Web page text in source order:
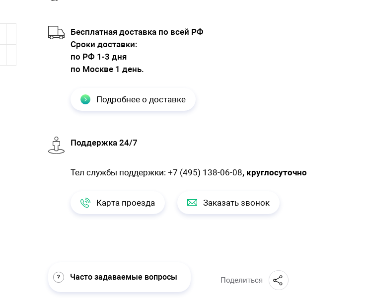
Бесплатная доставка по всей РФ
Cроки доставки:
по РФ 1-3 дня
по Москве 1 день.
Подробнее о доставке
Поддержка 24/7
Тел службы поддержки: +7 (495) 138-06-08, круглосуточно
Карта проезда Заказать звонок
Часто задаваемые вопросы Поделиться